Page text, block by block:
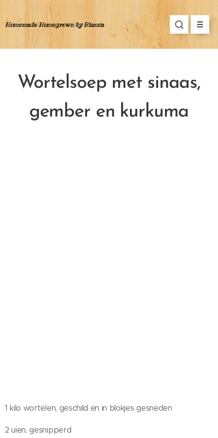
Homemade Homegrown by Bianca
Wortelsoep met sinaas,
gember en kurkuma
1 kilo wortelen, geschild en in blokjes gesneden
2 uien, gesnipperd